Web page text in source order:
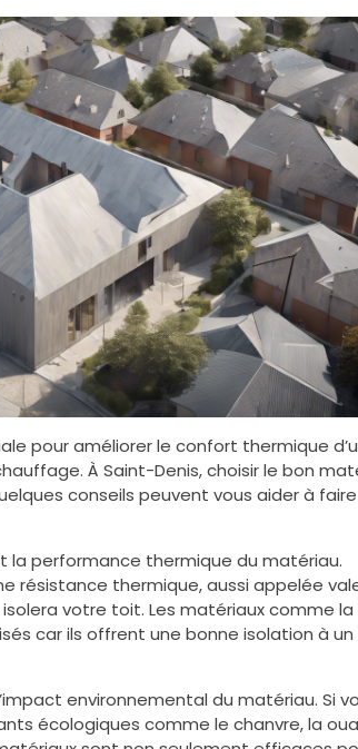
pour améliorer le confort thermique
À Saint-Denis, choisir le bon
conseils peuvent vous aider à
la performance thermique du matériau.
résistance thermique, aussi appelée
votre toit. Les matériaux comme la
car ils offrent une bonne isolation à
environnemental du matériau. Si
écologiques comme le chanvre, la